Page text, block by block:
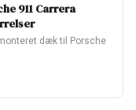
911 Carrera
dæk til Porsche